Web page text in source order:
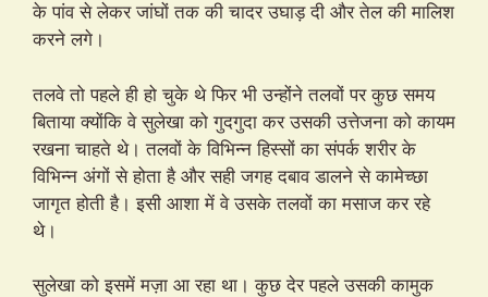
के पांव से लेकर जांघों तक की चादर उघाड़ दी और तेल की मालिश
करने लगे।
तलवे तो पहले ही हो चुके थे फिर भी उन्होंने तलवों पर कुछ समय
बिताया क्योंकि वे सुलेखा को गुदगुदा कर उसकी उत्तेजना को कायम
रखना चाहते थे। तलवों के विभिन्न हिस्सों का संपर्क शरीर के
विभिन्न अंगों से होता है और सही जगह दबाव डालने से कामेच्छा
जागृत होती है। इसी आशा में वे उसके तलवों का मसाज कर रहे
थे।
सुलेखा को इसमें मज़ा आ रहा था। कुछ देर पहले उसकी कामुक